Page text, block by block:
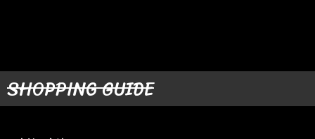
SHOPPING GUIDE